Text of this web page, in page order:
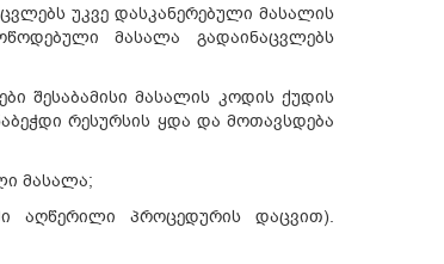
უკვე დასკანერებული მასალის
მასალა გადაინაცვლებს
შესაბამისი მასალის კოდის ქუდის
რესურსის ყდა და მოთავსდება
მასალა;
აღწერილი პროცედურის დაცვით).